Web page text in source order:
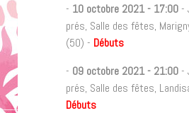
- 10 octobre 2021- 17:00 -
prés, Salle des fêtes,
(50) - Débuts
- 09 octobre 2021- 21:00 -
prés, Salle des fêtes,
Débuts